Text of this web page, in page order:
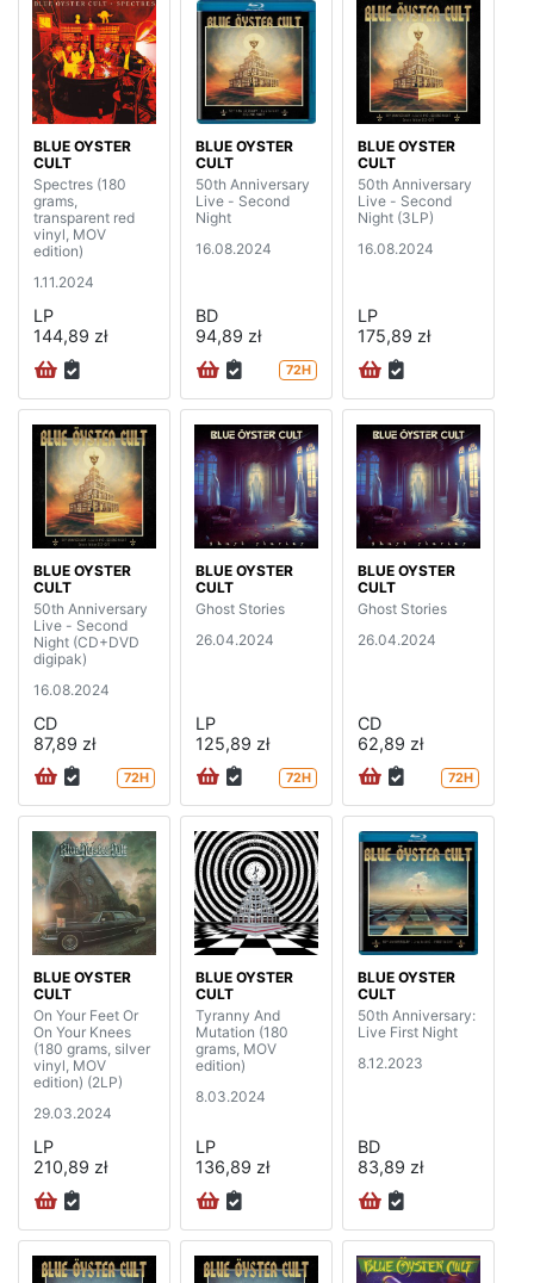
BLUE OYSTER
CULT
Spectres (180
grams,
transparent red
vinyl, MOV
edition)
1.11.2024
LP
144,89 zł
BLUE OYSTER
CULT
50th Anniversary
Live - Second
Night
16.08.2024
BD
94,89 zł
72H
BLUE OYSTER
CULT
50th Anniversary
Live - Second
Night (3LP)
16.08.2024
LP
175,89 zł
BLUE OYSTER
CULT
50th Anniversary
Live - Second
Night (CD+DVD
digipak)
16.08.2024
CD
87,89 zł
72H
BLUE OYSTER
CULT
Ghost Stories
26.04.2024
LP
125,89 zł
72H
BLUE OYSTER
CULT
Ghost Stories
26.04.2024
CD
62,89 zł
72H
BLUE OYSTER
CULT
On Your Feet Or
On Your Knees
(180 grams, silver
vinyl, MOV
edition) (2LP)
29.03.2024
LP
210,89 zł
BLUE OYSTER
CULT
Tyranny And
Mutation (180
grams, MOV
edition)
8.03.2024
LP
136,89 zł
BLUE OYSTER
CULT
50th Anniversary:
Live First Night
8.12.2023
BD
83,89 zł